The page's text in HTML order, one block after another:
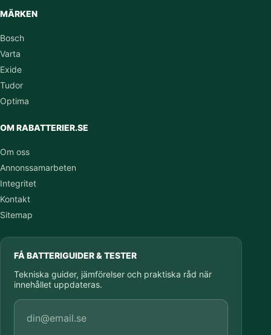
MÄRKEN
Bosch
Varta
Exide
Tudor
Optima
OM RABATTERIER.SE
Om oss
Annonssamarbeten
Integritet
Kontakt
Sitemap
FÅ BATTERIGUIDER & TESTER
Tekniska guider, jämförelser och praktiska råd när
innehållet uppdateras.
E-postadress